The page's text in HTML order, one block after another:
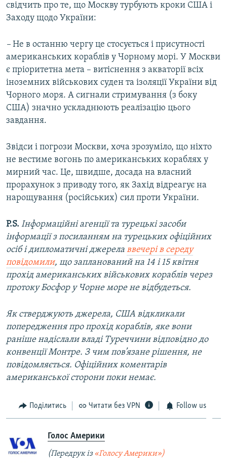
свідчить про те, що Москву турбують кроки США і
Заходу щодо України:
– Не в останню чергу це стосується і присутності
американських кораблів у Чорному морі. У Москви
є пріоритетна мета – витіснення з акваторії всіх
іноземних військових суден та ізоляції України від
Чорного моря. А сигнали стримування (з боку
США) значно ускладнюють реалізацію цього
завдання.
Звідси і погрози Москви, хоча зрозуміло, що ніхто
не вестиме вогонь по американських кораблях у
мирний час. Це, швидше, досада на власний
прорахунок з приводу того, як Захід відреагує на
нарощування (російських) сил проти України.
P.S. Інформаційні агенції та турецькі засоби
інформації з посиланням на турецьких офіційних
осіб і дипломатичні джерела ввечері в середу
повідомили, що запланований на 14 і 15 квітня
прохід американських військових кораблів через
протоку Босфор у Чорне море не відбудеться.
Як стверджують джерела, США відкликали
попередження про прохід кораблів, яке вони
раніше надіслали владі Туреччини відповідно до
конвенції Монтре. З чим пов’язане рішення, не
повідомляється. Офіційних коментарів
американської сторони поки немає.​
Поділитись Читати без VPN Follow us
Голос Америки
(Передрук із «Голосу Америки»)